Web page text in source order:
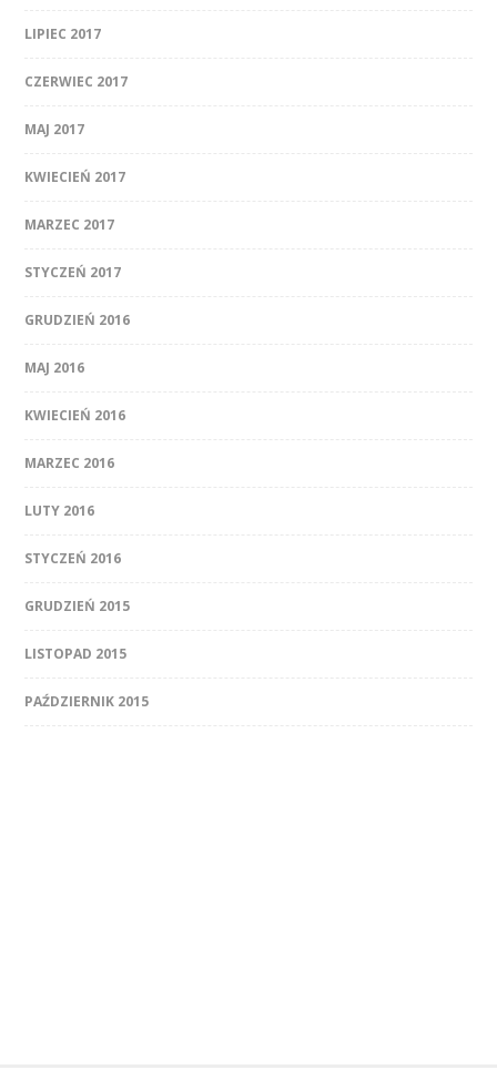
LIPIEC 2017
CZERWIEC 2017
MAJ 2017
KWIECIEŃ 2017
MARZEC 2017
STYCZEŃ 2017
GRUDZIEŃ 2016
MAJ 2016
KWIECIEŃ 2016
MARZEC 2016
LUTY 2016
STYCZEŃ 2016
GRUDZIEŃ 2015
LISTOPAD 2015
PAŹDZIERNIK 2015